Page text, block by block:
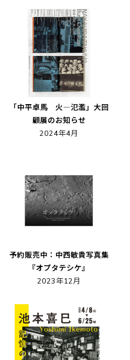
「中平卓馬 火―氾濫」大回
顧展のお知らせ
2024年4月
予約販売中：中西敏貴写真集
『オプタテシケ』
2023年12月